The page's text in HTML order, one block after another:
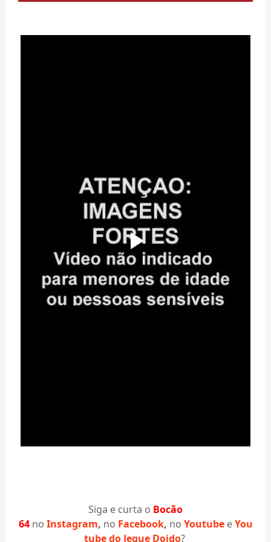
Siga e curta o Bocão
64 no Instagram, no Facebook, no Youtube e You
tube do Jegue Doido?